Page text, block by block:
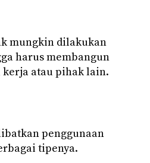
mungkin dilakukan
harus membangun
atau pihak lain.
penggunaan
tipenya.